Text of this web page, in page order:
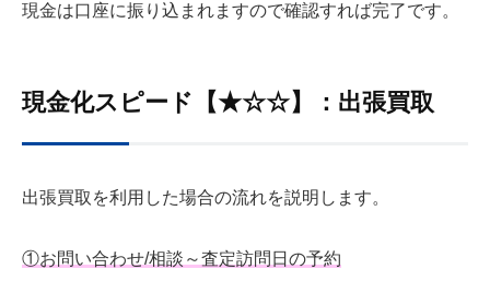
現金は口座に振り込まれますので確認すれば完了です。
現金化スピード【★☆☆】：出張買取
出張買取を利用した場合の流れを説明します。
①お問い合わせ/相談～査定訪問日の予約